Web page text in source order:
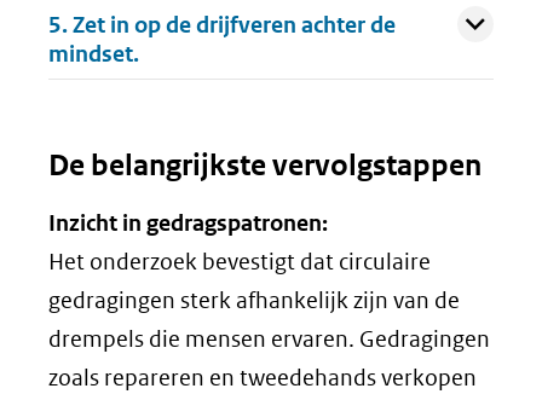
5. Zet in op de drijfveren achter de
mindset.
Uitklappen
De belangrijkste vervolgstappen
Inzicht in gedragspatronen:
Het onderzoek bevestigt dat circulaire
gedragingen sterk afhankelijk zijn van de
drempels die mensen ervaren. Gedragingen
zoals repareren en tweedehands verkopen